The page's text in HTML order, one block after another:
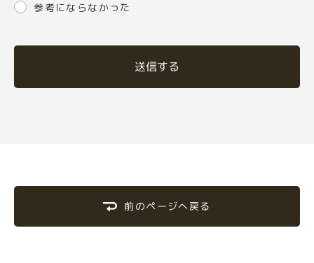
参考にならなかった
送信する
前のページへ戻る